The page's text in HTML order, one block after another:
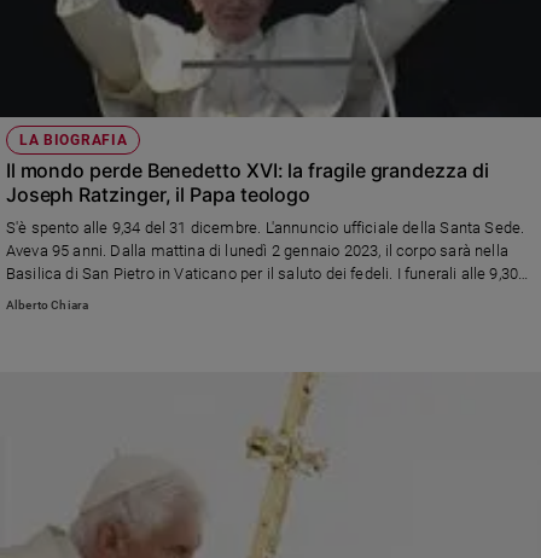
LA BIOGRAFIA
Il mondo perde Benedetto XVI: la fragile grandezza di
Joseph Ratzinger, il Papa teologo
S'è spento alle 9,34 del 31 dicembre. L'annuncio ufficiale della Santa Sede.
Aveva 95 anni. Dalla mattina di lunedì 2 gennaio 2023, il corpo sarà nella
Basilica di San Pietro in Vaticano per il saluto dei fedeli. I funerali alle 9,30
del 5 gennaio, presieduti da papa Francesco. La vita e le opere di un uomo
lucidità e coraggio, convinse molti cardinali elettori a votarlo come Papa
qualche giorno dopo. L'11 febbraio 2013 rinunciò al pontificato, diventando il
primo Papa emerito dell'era moderna
Alberto Chiara